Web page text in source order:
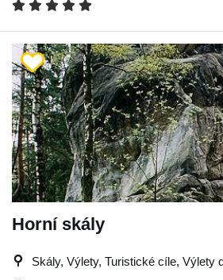
Horní skály
Skály, Výlety, Turistické cíle, Výlety